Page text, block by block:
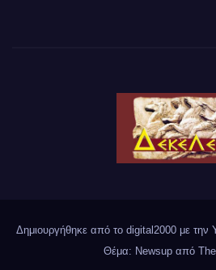
Δημιουργήθηκε από το digital2000 με την
Θέμα: Newsup από